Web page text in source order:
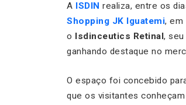
A ISDIN realiza, entre os
Shopping JK Iguatemi, em
o Isdinceutics Retinal,
ganhando destaque no
O espaço foi concebido
que os visitantes